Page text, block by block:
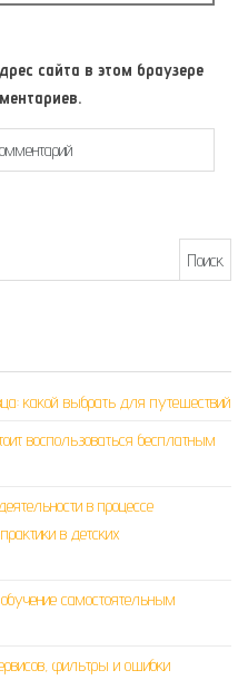
сайта в этом браузере
какой выбрать для путешествий
воспользоваться бесплатным
в процессе
в детских
самостоятельным
фильтры и ошибки